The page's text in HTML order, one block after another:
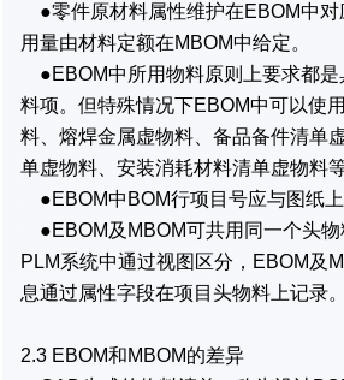
●零件原材料属性维护在EBOM中对
用量由材料定额在MBOM中给定。
●EBOM中所用物料原则上要求都是
料项。但特殊情况下EBOM中可以使
料、熔焊金属虚物料、备品备件清单
单虚物料、安装消耗材料清单虚物料等
●EBOM中BOM行项目号应与图纸上
●EBOM及MBOM可共用同一个头物
PLM系统中通过视图区分，EBOM及
息通过属性字段在项目头物料上记录。
2.3 EBOM和MBOM的差异